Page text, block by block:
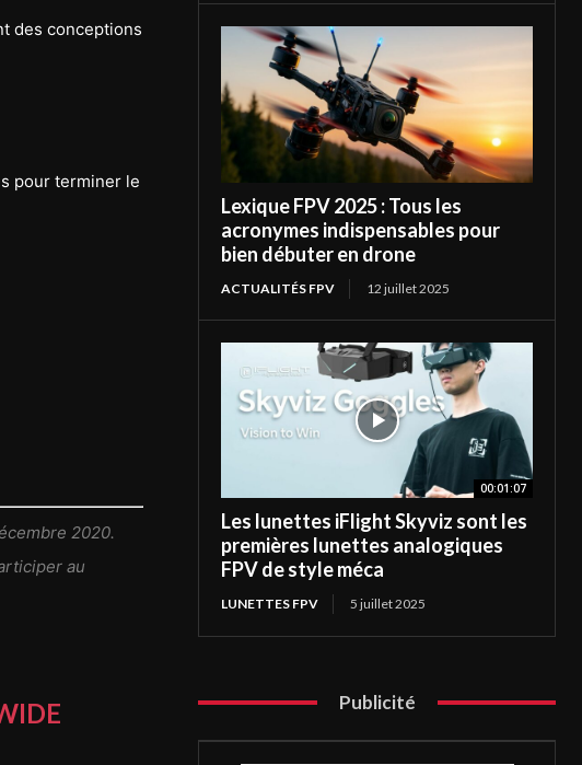
des conceptions
pour terminer le
2020.
au
Lexique FPV 2025 : Tous les
acronymes indispensables pour
bien débuter en drone
ACTUALITÉS FPV 12 juillet 2025
00:01:07
Les lunettes iFlight Skyviz sont les
premières lunettes analogiques
FPV de style méca
LUNETTES FPV 5 juillet 2025
Publicité